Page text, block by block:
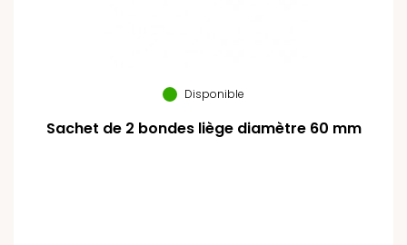
Disponible
Sachet de 2 bondes liège diamètre 60 mm